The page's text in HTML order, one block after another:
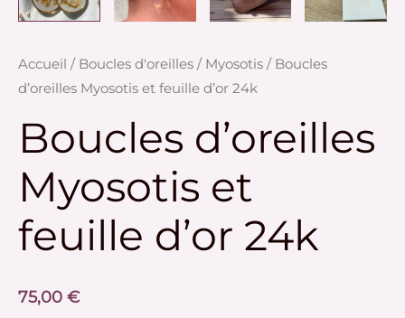
Accueil / Boucles d'oreilles / Myosotis / Boucles
d’oreilles Myosotis et feuille d’or 24k
Boucles d’oreilles
Myosotis et
feuille d’or 24k
75,00 €
quantité
de
d’oreilles
Myosotis
et
feuille
d’or